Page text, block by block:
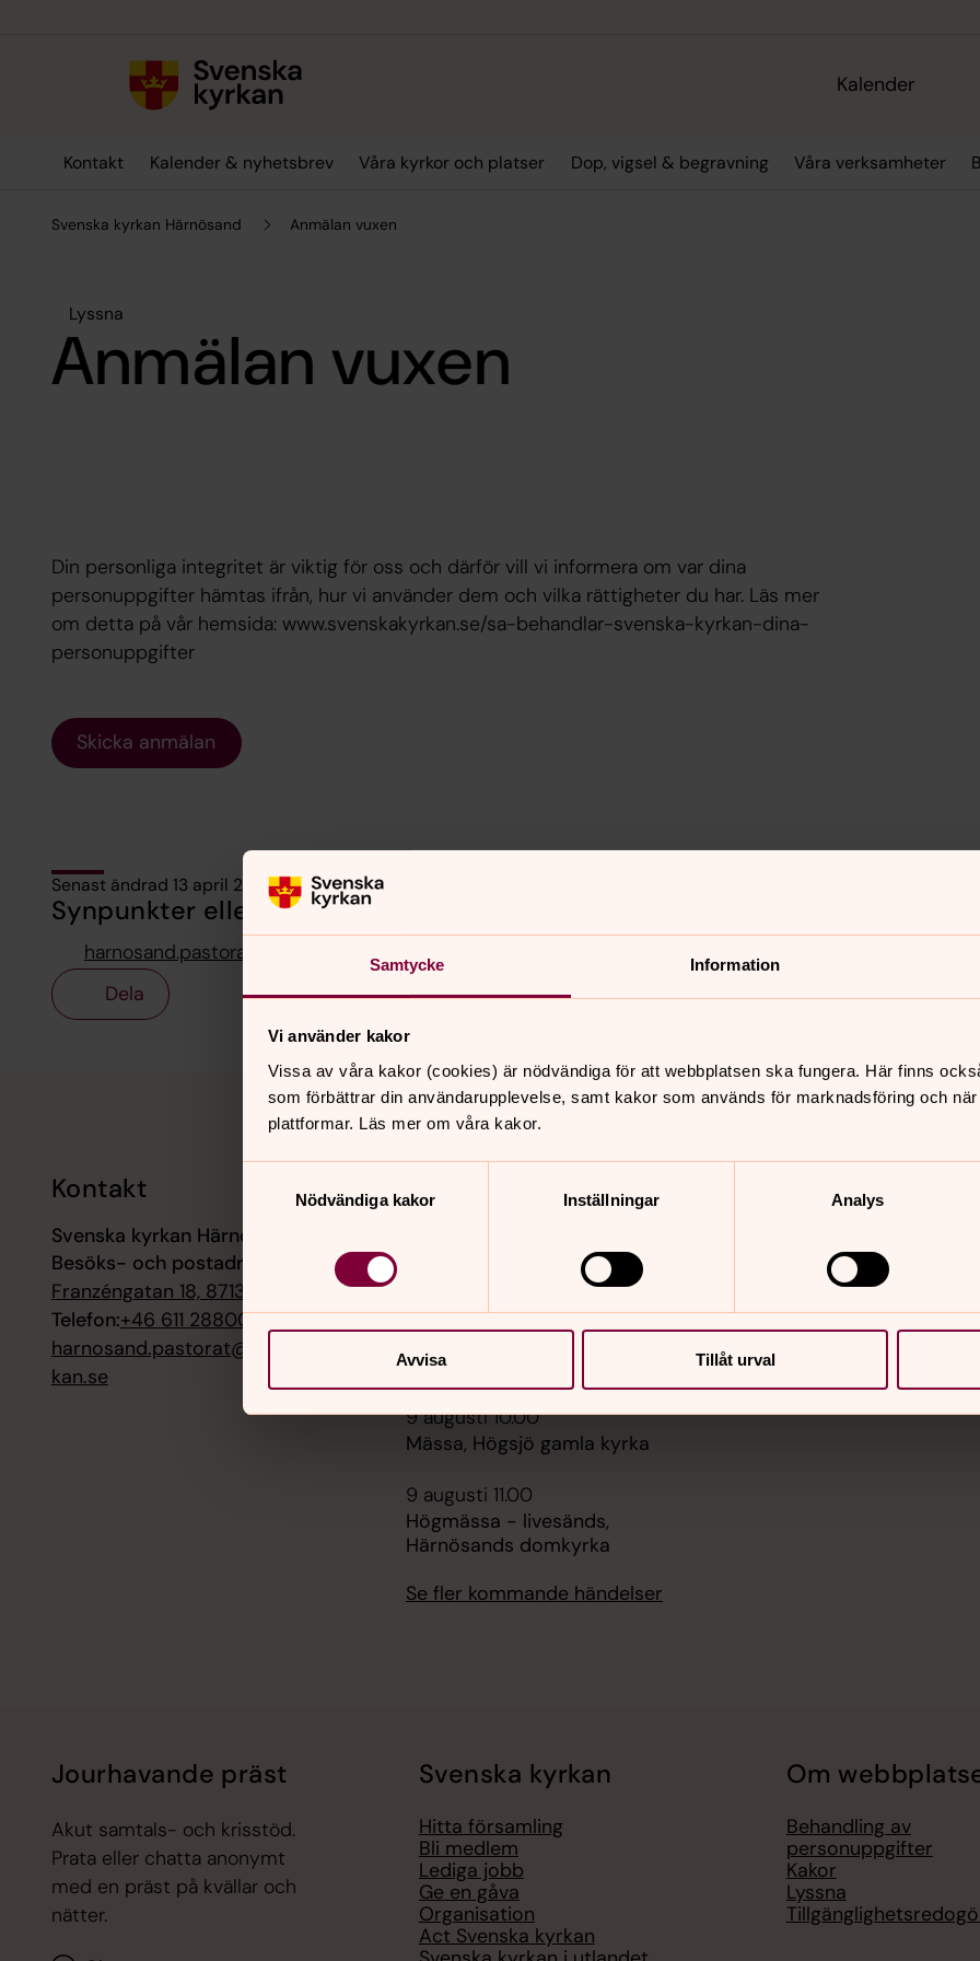
Samtycke Information
Vi använder kakor
Vissa av våra kakor (cookies) är nödvändiga för att webbplatsen ska fungera. Här finns
som förbättrar din användarupplevelse, samt kakor som används för marknadsföring och
plattformar. Läs mer om våra kakor.
Nödvändiga kakor
Inställningar Analys
Avvisa Tillåt urval
Kalender
Kontakt Kalender & nyhetsbrev Våra kyrkor och platser Dop, vigsel & begravning Våra verksamheter
Svenska kyrkan Härnösand Anmälan vuxen
Lyssna
Anmälan vuxen
Din personliga integritet är viktig för oss och därför vill vi informera om var dina
personuppgifter hämtas ifrån, hur vi använder dem och vilka rättigheter du har. Läs mer
om detta på vår hemsida: www.svenskakyrkan.se/sa-behandlar-svenska-kyrkan-dina-
personuppgifter
Skicka anmälan
Senast ändrad 13 april 2026
Synpunkter eller frågor på sidans innehåll?
harnosand.pastorat@svenskakyrkan.se
Dela
Kontakt
Svenska kyrkan Härnösand
Besöks- och postadress:
Franzéngatan 18, 87131 Härnösand
Telefon:+46 611 28800
harnosand.pastorat@svenskakyr
kan.se
Kalender
Kvällsmässa, Härnösands
7 augusti 19.00
Sommarkonsert, Säbrå kyrka
9 augusti 10.00
Mässa, Högsjö gamla kyrka
9 augusti 11.00
Högmässa - livesänds,
Härnösands domkyrka
Se fler kommande händelser
Hitta snabbt
Våra verksamheter
Begravningsverksamhet
Musik- och
Sidkarta
Jourhavande präst
Akut samtals- och krisstöd.
Prata eller chatta anonymt
med en präst på kvällar och
nätter.
Svenska kyrkan
Hitta församling
Bli medlem
Lediga jobb
Ge en gåva
Organisation
Act Svenska kyrkan
Om
Behandling av
personuppgifter
Kakor
Lyssna